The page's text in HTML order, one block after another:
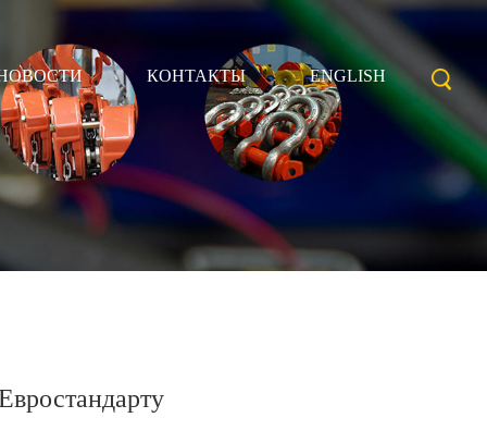
КОНТАКТЫ ENGLISH